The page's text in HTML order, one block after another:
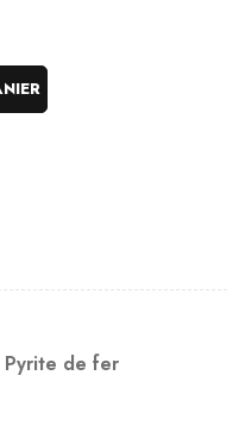
Pyrite de fer